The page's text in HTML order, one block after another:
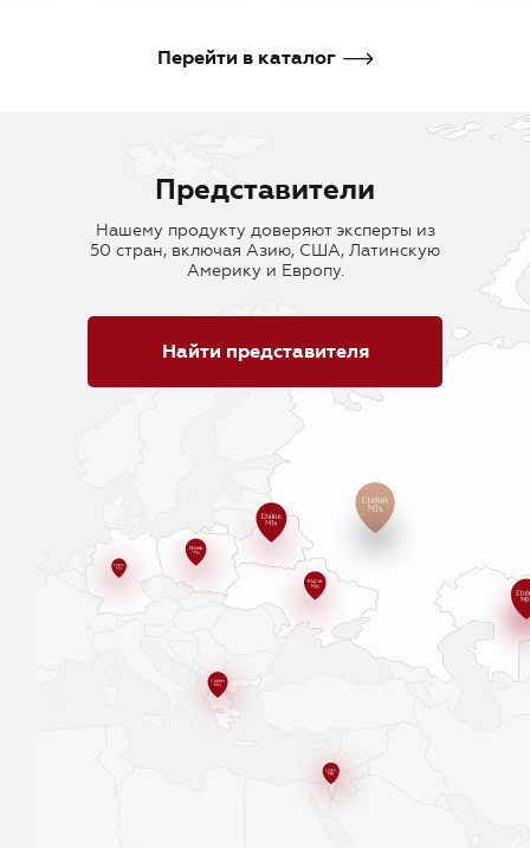
Перейти в каталог
Представители
Нашему продукту доверяют эксперты из
50 стран, включая Азию, США, Латинскую
Америку и Европу.
Найти представителя